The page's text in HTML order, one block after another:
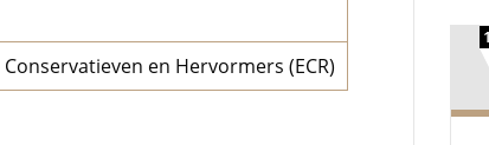
en Hervormers (ECR)